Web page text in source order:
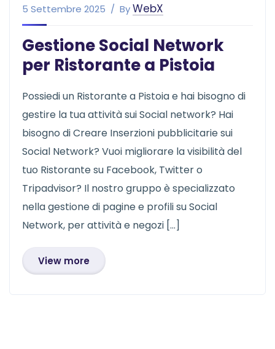
5 Settembre 2025 ByWebX
Gestione Social Network
per Ristorante a Pistoia
Possiedi un Ristorante a Pistoia e hai bisogno di
gestire la tua attività sui Social network? Hai
bisogno di Creare Inserzioni pubblicitarie sui
Social Network? Vuoi migliorare la visibilità del
tuo Ristorante su Facebook, Twitter o
Tripadvisor? Il nostro gruppo è specializzato
nella gestione di pagine e profili su Social
Network, per attività e negozi […]
View more